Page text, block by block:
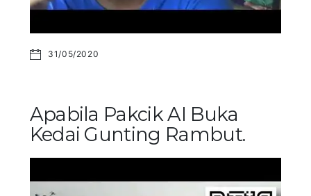
31/05/2020
Apabila Pakcik AI Buka
Kedai Gunting Rambut.